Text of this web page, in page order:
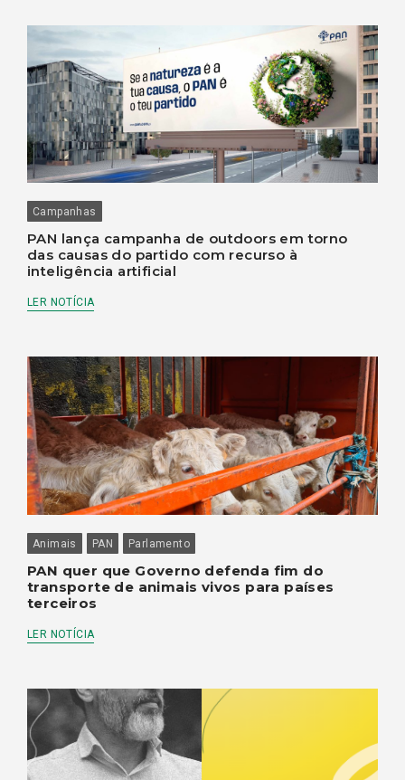
Campanhas
PAN lança campanha de outdoors em torno
das causas do partido com recurso à
inteligência artificial
LER NOTÍCIA
Animais PAN Parlamento
PAN quer que Governo defenda fim do
transporte de animais vivos para países
terceiros
LER NOTÍCIA